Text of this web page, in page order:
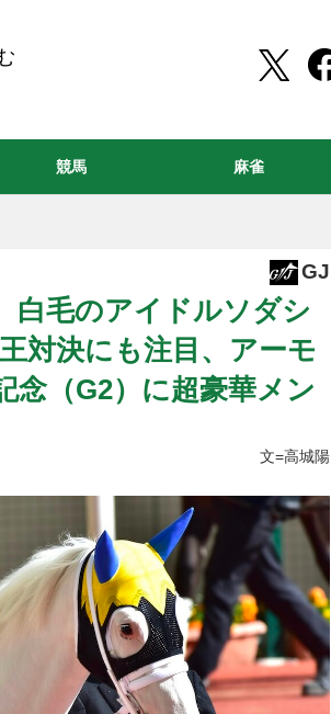
GJ
白毛のアイドルソダシ
対決にも注目、アーモ
念（G2）に超豪華メン
文=高城陽
競馬 麻雀